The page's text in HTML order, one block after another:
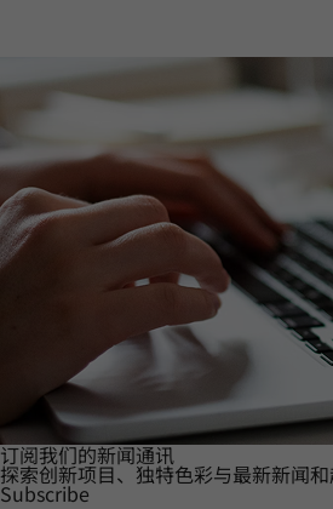
订阅我们的新闻通讯
探索创新项目、独特色彩与最新新闻
Subscribe